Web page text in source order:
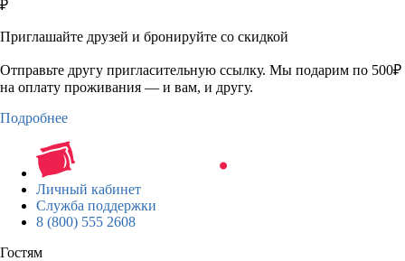
₽
Приглашайте друзей и бронируйте со скидкой
Отправьте другу пригласительную ссылку. Мы подарим по 500₽
на оплату проживания — и вам, и другу.
Подробнее
Личный кабинет
Служба поддержки
8 (800) 555 2608
Гостям